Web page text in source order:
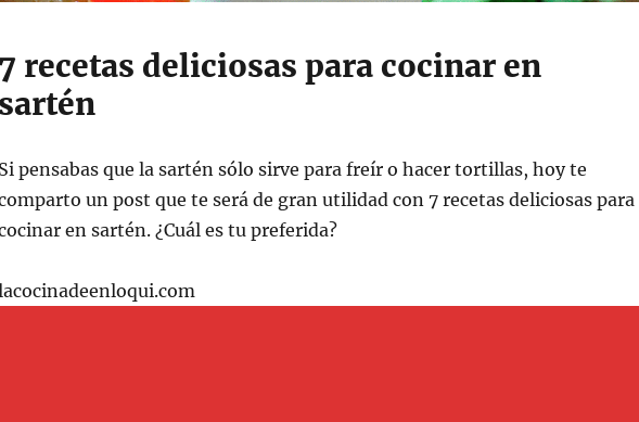
7 recetas deliciosas para cocinar en
sartén
Si pensabas que la sartén sólo sirve para freír o hacer tortillas, hoy te
un post que te será de gran utilidad con 7 recetas deliciosas para
en sartén. ¿Cuál es tu preferida?